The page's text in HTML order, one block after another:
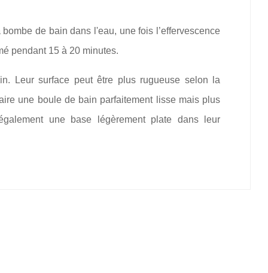
de bain dans l'eau, une fois l’effervescence
pendant 15 à 20 minutes.
Leur surface peut être plus rugueuse selon la
une boule de bain parfaitement lisse mais plus
une base légèrement plate dans leur